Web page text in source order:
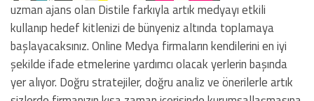
uzman ajans olan Distile farkıyla artık medyayı etkili
kullanıp hedef kitlenizi de bünyeniz altında toplamaya
başlayacaksınız. Online Medya firmaların kendilerini en iyi
şekilde ifade etmelerine yardımcı olacak yerlerin başında
yer alıyor. Doğru stratejiler, doğru analiz ve önerilerle artık